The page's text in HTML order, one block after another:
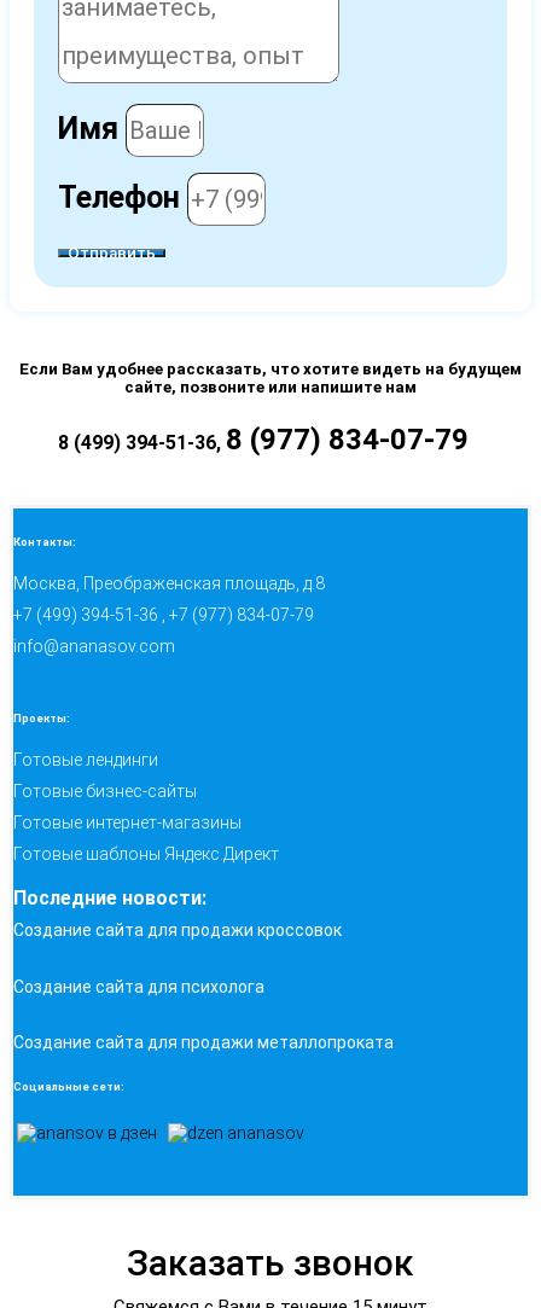
Имя
Телефон
Отправить
Если Вам удобнее рассказать, что хотите видеть на будущем
сайте, позвоните или напишите нам
8 (499) 394-51-36, 8 (977) 834-07-79
Контакты:
Москва, Преображенская площадь, д.8
+7 (499) 394-51-36 , +7 (977) 834-07-79
info@ananasov.com
Проекты:
Готовые лендинги
Готовые бизнес-сайты
Готовые интернет-магазины
Готовые шаблоны Яндекс.Директ
Последние новости:
Создание сайта для продажи кроссовок
Создание сайта для психолога
Создание сайта для продажи металлопроката
Социальные сети:
Заказать звонок